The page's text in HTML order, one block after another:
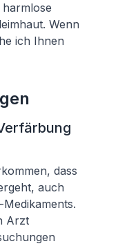
Wenn
ich Ihnen
dass
auch
Arzt